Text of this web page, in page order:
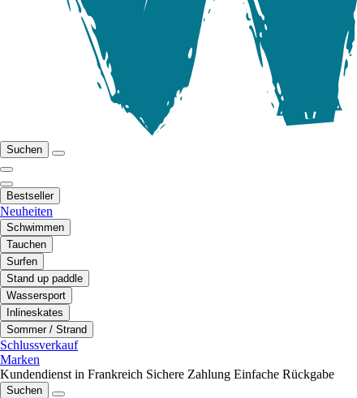
Suchen
Bestseller
Neuheiten
Schwimmen
Tauchen
Surfen
Stand up paddle
Wassersport
Inlineskates
Sommer / Strand
Schlussverkauf
Marken
Kundendienst in Frankreich Sichere Zahlung Einfache Rückgabe
Suchen